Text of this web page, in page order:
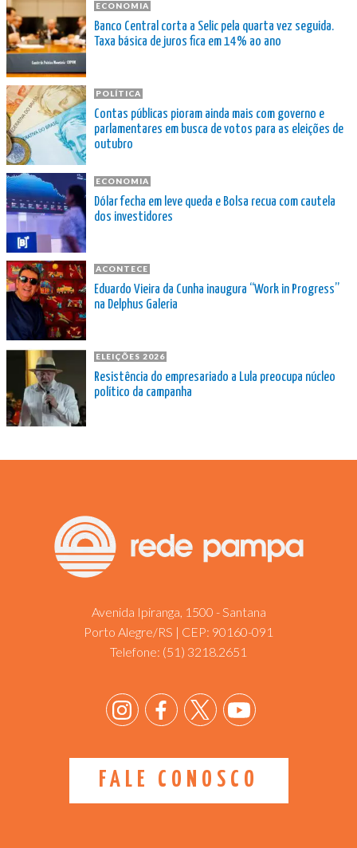
ECONOMIA
Banco Central corta a Selic pela quarta vez seguida.
Taxa básica de juros fica em 14% ao ano
POLÍTICA
Contas públicas pioram ainda mais com governo e
parlamentares em busca de votos para as eleições de
outubro
ECONOMIA
Dólar fecha em leve queda e Bolsa recua com cautela
dos investidores
ACONTECE
Eduardo Vieira da Cunha inaugura “Work in Progress”
na Delphus Galeria
ELEIÇÕES 2026
Resistência do empresariado a Lula preocupa núcleo
político da campanha
Avenida Ipiranga, 1500 - Santana
Porto Alegre/RS | CEP: 90160-091
Telefone: (51) 3218.2651
FALE CONOSCO